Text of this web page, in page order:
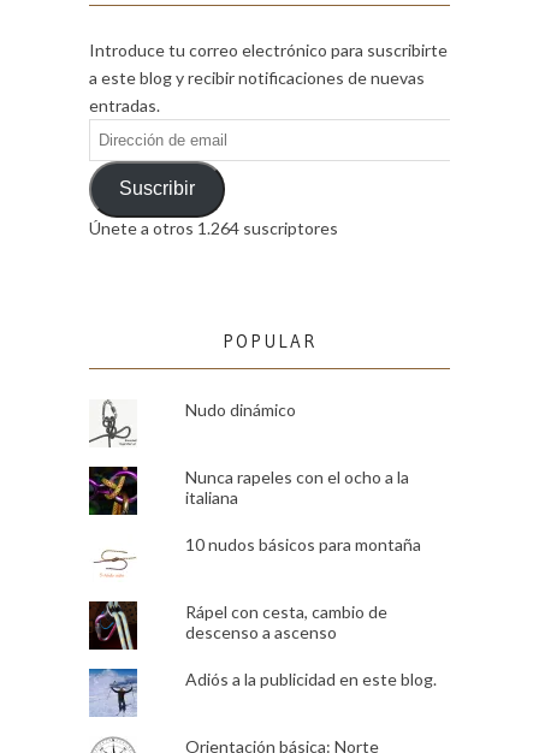
Introduce tu correo electrónico para suscribirte
a este blog y recibir notificaciones de nuevas
entradas.
Dirección
de
emailSuscribir
Únete a otros 1.264 suscriptores
POPULAR
Nudo dinámico
Nunca rapeles con el ocho a la
italiana
10 nudos básicos para montaña
Rápel con cesta, cambio de
descenso a ascenso
Adiós a la publicidad en este blog.
Orientación básica: Norte